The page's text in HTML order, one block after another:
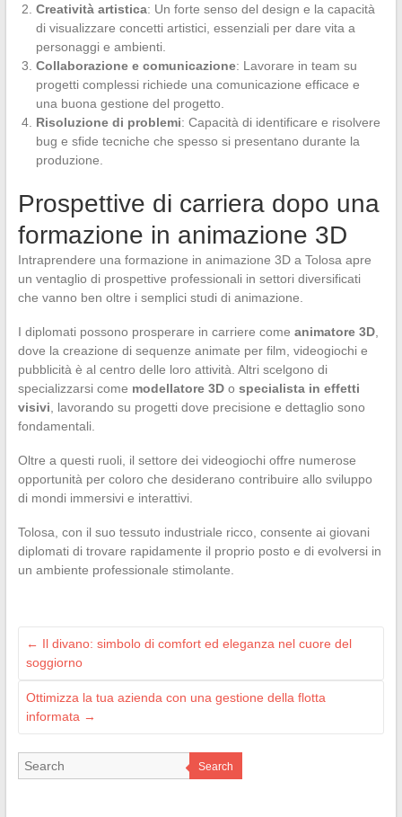
Creatività artistica: Un forte senso del design e la capacità
di visualizzare concetti artistici, essenziali per dare vita a
personaggi e ambienti.
Collaborazione e comunicazione: Lavorare in team su
progetti complessi richiede una comunicazione efficace e
una buona gestione del progetto.
Risoluzione di problemi: Capacità di identificare e risolvere
bug e sfide tecniche che spesso si presentano durante la
produzione.
Prospettive di carriera dopo una
formazione in animazione 3D
Intraprendere una formazione in animazione 3D a Tolosa apre
un ventaglio di prospettive professionali in settori diversificati
che vanno ben oltre i semplici studi di animazione.
I diplomati possono prosperare in carriere come animatore 3D,
dove la creazione di sequenze animate per film, videogiochi e
pubblicità è al centro delle loro attività. Altri scelgono di
specializzarsi come modellatore 3Do specialista in effetti
visivi , lavorando su progetti dove precisione e dettaglio sono
fondamentali.
Oltre a questi ruoli, il settore dei videogiochi offre numerose
opportunità per coloro che desiderano contribuire allo sviluppo
di mondi immersivi e interattivi.
Tolosa, con il suo tessuto industriale ricco, consente ai giovani
diplomati di trovare rapidamente il proprio posto e di evolversi in
un ambiente professionale stimolante.
← Il divano: simbolo di comfort ed eleganza nel cuore del
soggiorno
Ottimizza la tua azienda con una gestione della flotta
informata →
Search